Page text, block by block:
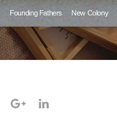
Founding Fathers New Colony